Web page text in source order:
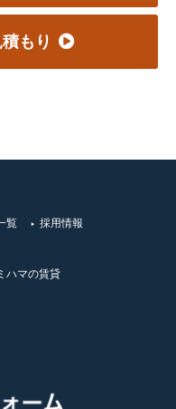
もり
覧 採用情報
ハマの賃貸